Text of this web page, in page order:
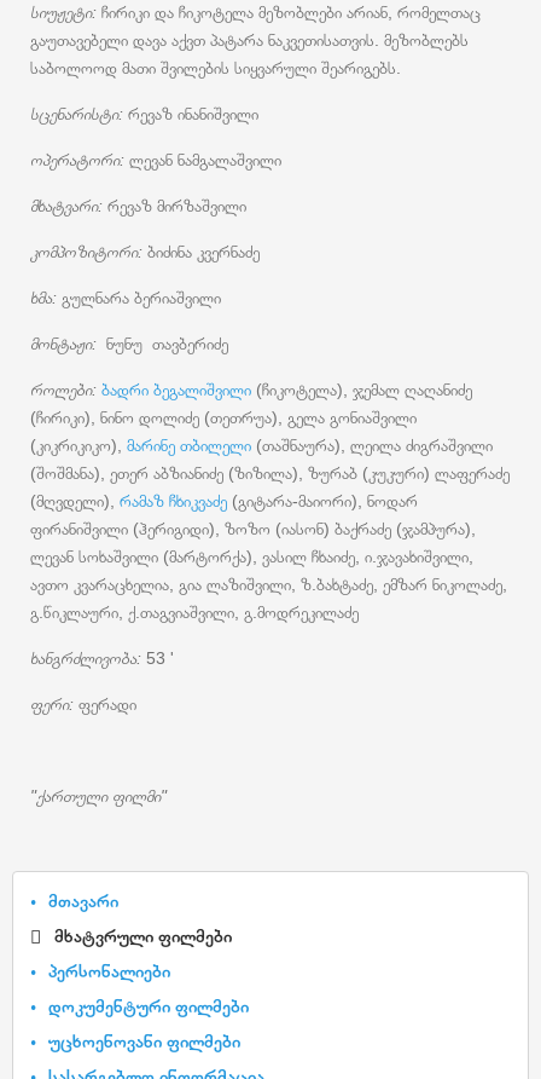
სიუჟეტი: ჩირიკი და ჩიკოტელა მეზობლები არიან, რომელთაც
გაუთავებელი დავა აქვთ პატარა ნაკვეთისათვის. მეზობლებს
საბოლოოდ მათი შვილების სიყვარული შეარიგებს.
სცენარისტი: რევაზ ინანიშვილი
ოპერატორი: ლევან ნამგალაშვილი
მხატვარი: რევაზ მირზაშვილი
კომპოზიტორი: ბიძინა კვერნაძე
ხმა: გულნარა ბერიაშვილი
მონტაჟი: ნუნუ თავბერიძე
როლები: ბადრი ბეგალიშვილი (ჩიკოტელა), ჯემალ ღაღანიძე
(ჩირიკი), ნინო დოლიძე (თეთრუა), გელა გონიაშვილი
(კიკრიკიკო), მარინე თბილელი (თაშნაურა), ლეილა ძიგრაშვილი
(შოშმანა), ეთერ აბზიანიძე (ზიზილა), ზურაბ (კუკური) ლაფერაძე
(მღვდელი), რამაზ ჩხიკვაძე (გიტარა-მაიორი), ნოდარ
ფირანიშვილი (ჰერიგიდი), ზოზო (იასონ) ბაქრაძე (ჯამპურა),
ლევან სოხაშვილი (მარტორქა), ვასილ ჩხაიძე, ი.ჯავახიშვილი,
ავთო კვარაცხელია, გია ლაზიშვილი, ზ.ბახტაძე, ემზარ ნიკოლაძე,
გ.წიკლაური, ქ.თაგვიაშვილი, გ.მოდრეკილაძე
ხანგრძლივობა: 53 '
ფერი: ფერადი
"ქართული ფილმი"
მთავარი
მხატვრული ფილმები
პერსონალიები
დოკუმენტური ფილმები
უცხოენოვანი ფილმები